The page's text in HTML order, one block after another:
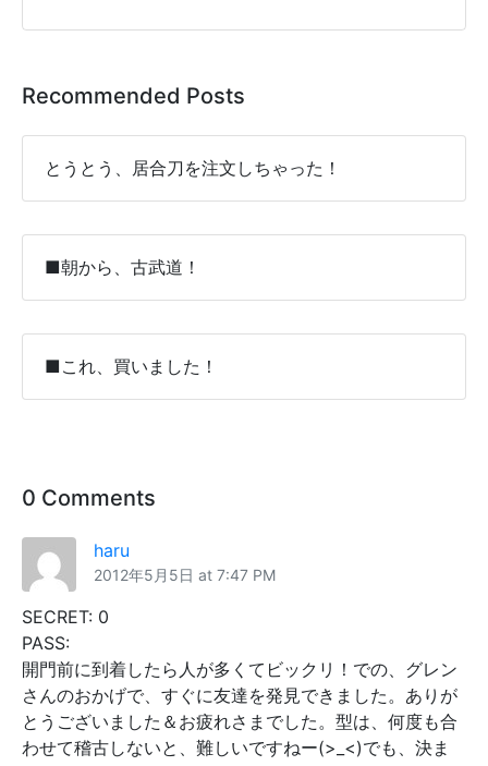
Recommended Posts
とうとう、居合刀を注文しちゃった！
■朝から、古武道！
■これ、買いました！
0 Comments
haru
2012年5月5日 at 7:47 PM
SECRET: 0
PASS:
開門前に到着したら人が多くてビックリ！での、グレン
さんのおかげで、すぐに友達を発見できました。ありが
とうございました＆お疲れさまでした。型は、何度も合
わせて稽古しないと、難しいですねー(>_<)でも、決ま